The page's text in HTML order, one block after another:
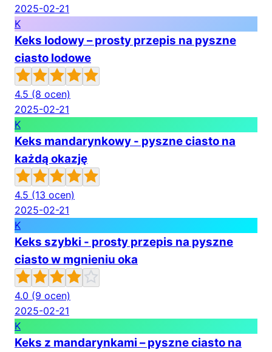
2025-02-21
K
Keks lodowy – prosty przepis na pyszne
ciasto lodowe
4.5 (8 ocen)
2025-02-21
K
Keks mandarynkowy - pyszne ciasto na
każdą okazję
4.5 (13 ocen)
2025-02-21
K
Keks szybki - prosty przepis na pyszne
ciasto w mgnieniu oka
4.0 (9 ocen)
2025-02-21
K
Keks z mandarynkami – pyszne ciasto na